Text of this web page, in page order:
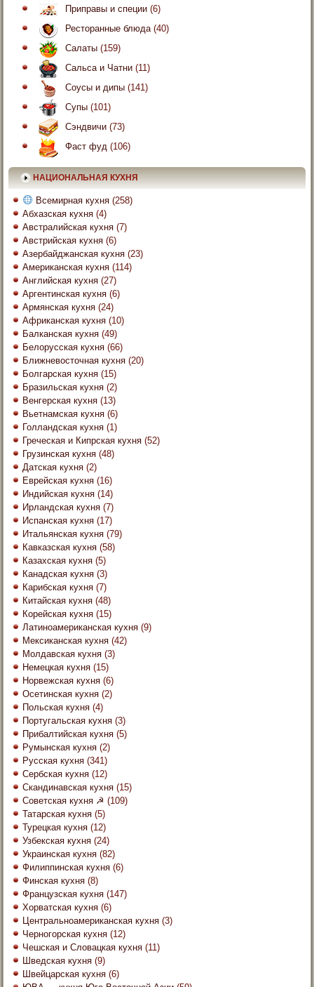
Приправы и специи (6)
Ресторанные блюда(40)
Салаты (159)
Сальса и Чатни (11)
Соусы и дипы (141)
Супы (101)
Сэндвичи (73)
Фаст фуд (106)
НАЦИОНАЛЬНАЯ КУХНЯ
Всемирная кухня (258)
Абхазская кухня (4)
Австралийская кухня (7)
Австрийская кухня (6)
Азербайджанская кухня (23)
Американская кухня (114)
Английская кухня (27)
Аргентинская кухня (6)
Армянская кухня (24)
Африканская кухня (10)
Балканская кухня (49)
Белорусская кухня (66)
Ближневосточная кухня (20)
Болгарская кухня (15)
Бразильская кухня (2)
Венгерская кухня (13)
Вьетнамская кухня (6)
Голландская кухня (1)
Греческая и Кипрская кухня (52)
Грузинская кухня (48)
Датская кухня (2)
Еврейская кухня (16)
Индийская кухня (14)
Ирландская кухня (7)
Испанская кухня (17)
Итальянская кухня (79)
Кавказская кухня (58)
Казахская кухня (5)
Канадская кухня (3)
Карибская кухня (7)
Китайская кухня (48)
Корейская кухня (15)
Латиноамериканская кухня (9)
Мексиканская кухня (42)
Молдавская кухня (3)
Немецкая кухня (15)
Норвежская кухня (6)
Осетинская кухня (2)
Польская кухня (4)
Португальская кухня (3)
Прибалтийская кухня (5)
Румынская кухня (2)
Русская кухня (341)
Сербская кухня (12)
Скандинавская кухня (15)
Советская кухня ☭ (109)
Татарская кухня (5)
Турецкая кухня (12)
Узбекская кухня (24)
Украинская кухня (82)
Филиппинская кухня (6)
Финская кухня (8)
Французская кухня (147)
Хорватская кухня (6)
Центральноамериканская кухня (3)
Черногорская кухня (12)
Чешская и Словацкая кухня (11)
Шведская кухня (9)
Швейцарская кухня (6)